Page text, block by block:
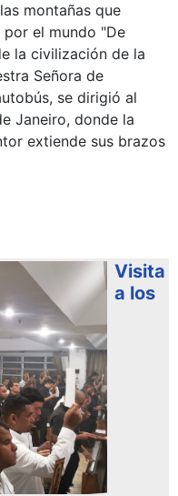
montañas que
por el mundo "De
la civilización de la
Señora de
se dirigió al
Janeiro, donde la
extiende sus brazos
Visita
a los